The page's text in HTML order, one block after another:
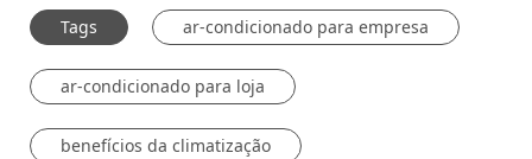
Tags ar-condicionado para empresa
ar-condicionado para loja
benefícios da climatização